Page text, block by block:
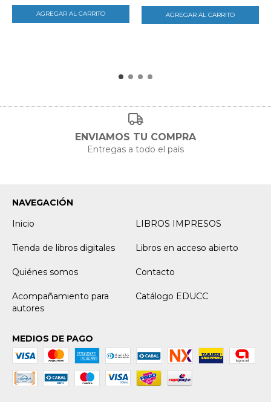
ENVIAMOS TU COMPRA
Entregas a todo el país
NAVEGACIÓN
Inicio
LIBROS IMPRESOS
Tienda de libros digitales Libros en acceso abierto
Quiénes somos Contacto
Acompañamiento para
autores
Catálogo EDUCC
MEDIOS DE PAGO